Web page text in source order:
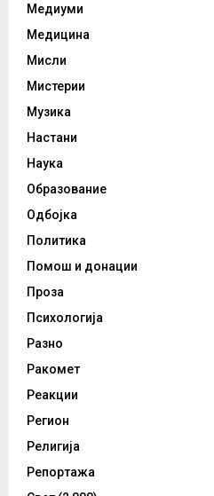
Медиуми
Медицина
Мисли
Мистерии
Музика
Настани
Наука
Образование
Одбојка
Политика
Помош и донации
Проза
Психологија
Разно
Ракомет
Реакции
Регион
Религија
Репортажа